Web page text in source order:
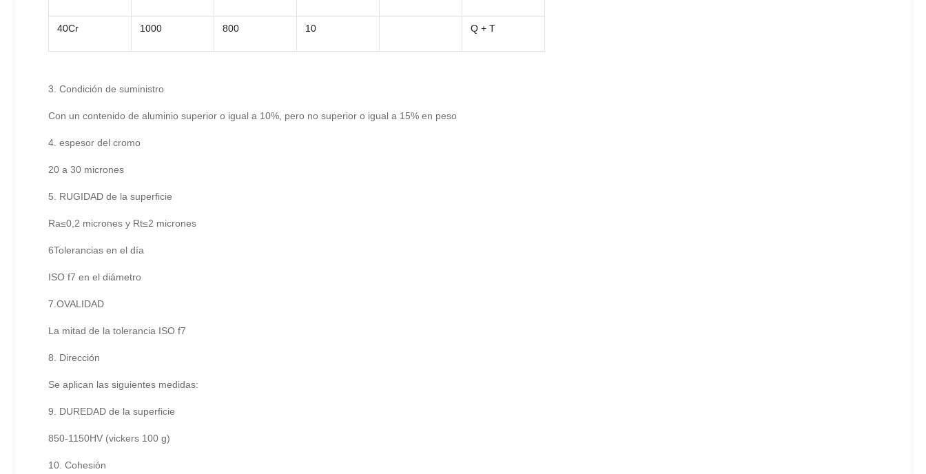
40Cr 1000 800 10 Q + T
3. Condición de suministro
Con un contenido de aluminio superior o igual a 10%, pero no superior o igual a 15% en peso
4. espesor del cromo
20 a 30 micrones
5. RUGIDAD de la superficie
Ra≤0,2 micrones y Rt≤2 micrones
6Tolerancias en el día
ISO f7 en el diámetro
7.OVALIDAD
La mitad de la tolerancia ISO f7
8. Dirección
Se aplican las siguientes medidas:
9. DUREDAD de la superficie
850-1150HV (vickers 100 g)
10. Cohesión